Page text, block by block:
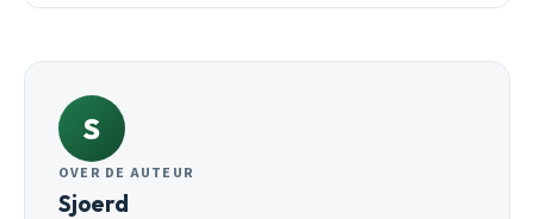
S
OVER DE AUTEUR
Sjoerd